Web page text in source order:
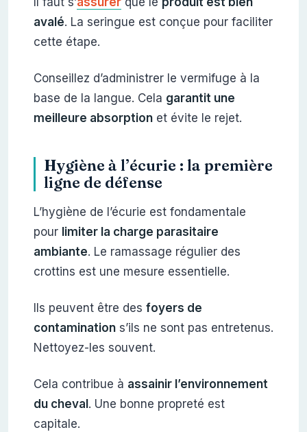
avalé. La seringue est conçue pour faciliter
cette étape.
Conseillez d’administrer le vermifuge à la
base de la langue. Cela garantit une
meilleure absorptionet évite le rejet.
Hygiène à l’écurie : la première
ligne de défense
L’hygiène de l’écurie est fondamentale
pour limiter la charge parasitaire
ambiante. Le ramassage régulier des
crottins est une mesure essentielle.
Ils peuvent être des foyers de
contaminations’ils ne sont pas entretenus.
Nettoyez-les souvent.
Cela contribue à assainir l’environnement
du cheval . Une bonne propreté est
capitale.